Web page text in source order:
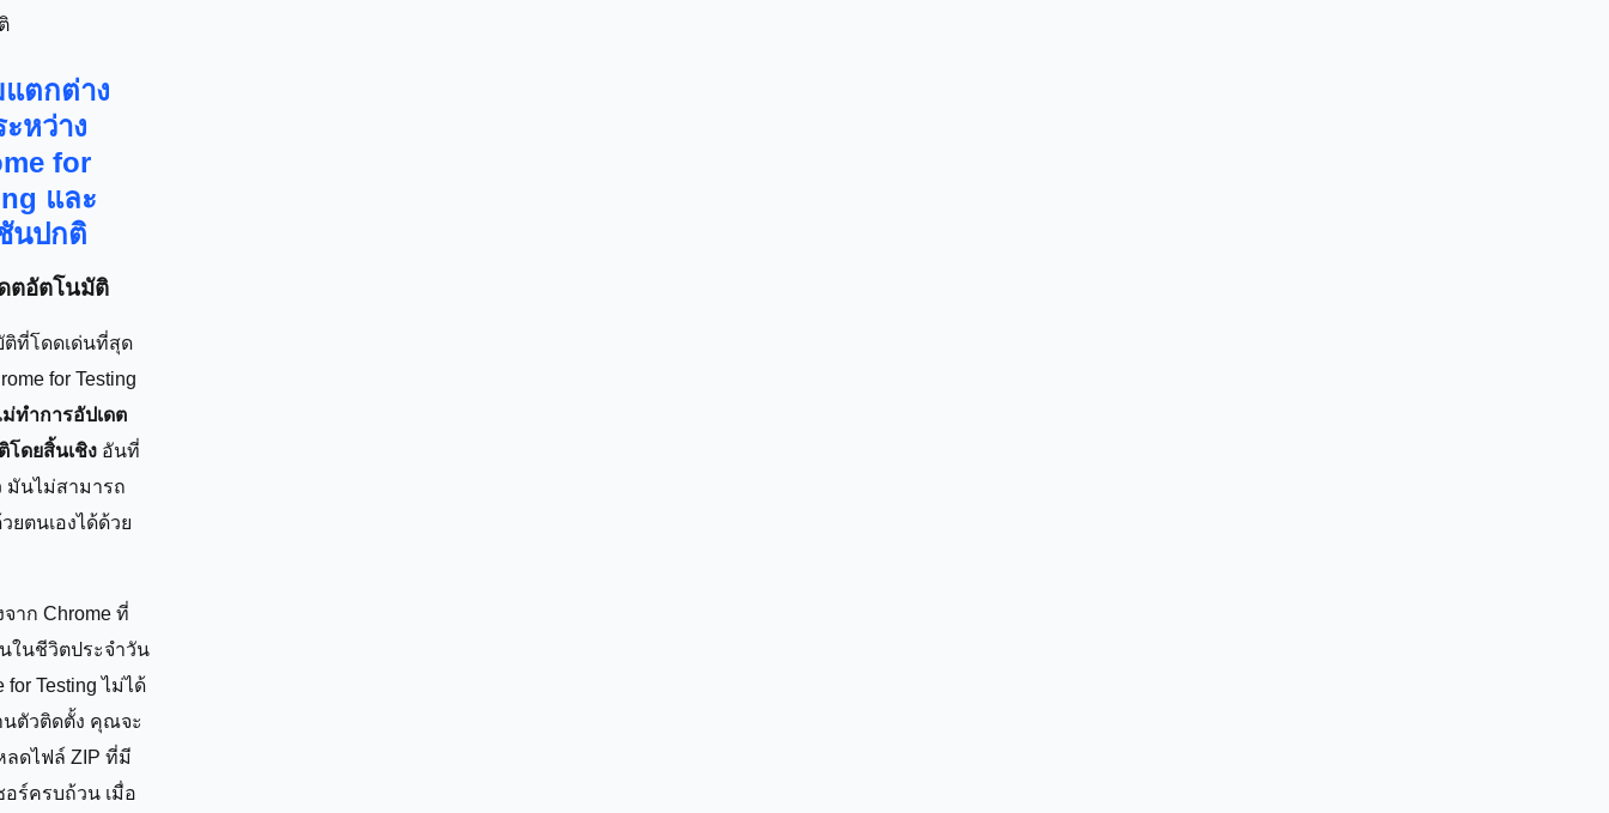
ตกต่าง
หว่าง
for
และ
นปกติ
ตอัตโนมัติ
ที่โดดเด่นที่สุด
for Testing
ม่ทำการอัปเดต
โดยสิ้นเชิง อันที่
มันไม่สามารถ
ยตนเองได้ด้วย
าก Chrome ที่
ในชีวิตประจำวัน
for Testing ไม่ได้
นตัวติดตั้ง คุณจะ
ลดไฟล์ ZIP ที่มี
อร์ครบถ้วน เมื่อ